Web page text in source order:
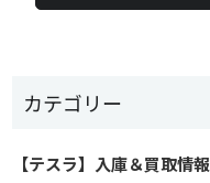
カテゴリー
【テスラ】入庫＆買取情報